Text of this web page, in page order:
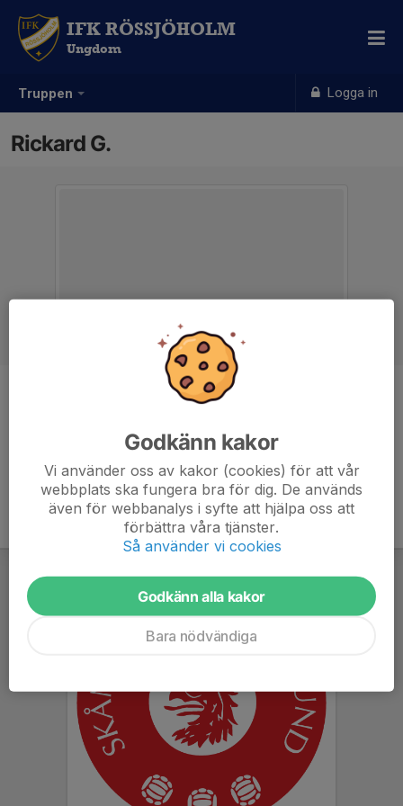
Truppen Logga in
IFK RÖSSJÖHOLM
Ungdom
Rickard G.
Godkänn kakor
Vi använder oss av kakor (cookies) för att vår
webbplats ska fungera bra för dig. De används
även för webbanalys i syfte att hjälpa oss att
förbättra våra tjänster.
Så använder vi cookies
Godkänn alla kakor
Bara nödvändiga